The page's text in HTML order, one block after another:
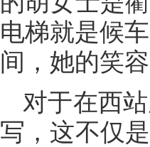
电梯就是候
间，她的笑
对于在西
写，这不仅